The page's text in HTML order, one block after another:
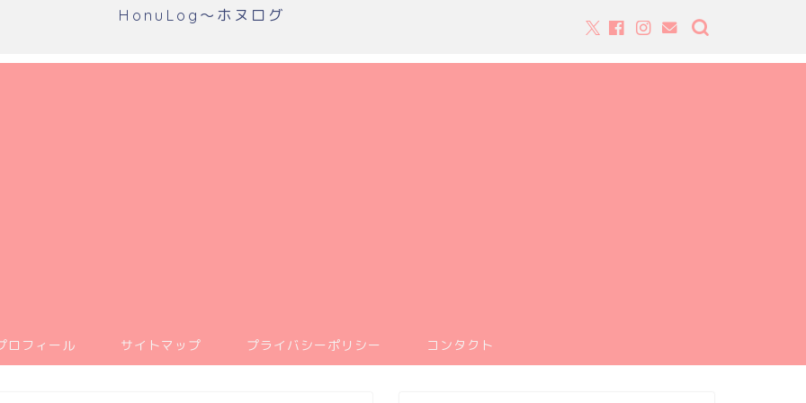
HonuLog～ホヌログ
ロフィール サイトマップ プライバシーポリシー コンタクト